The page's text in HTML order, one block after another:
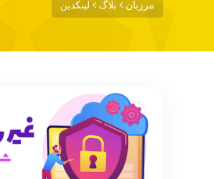
مرزبان بلاگ لینکدین